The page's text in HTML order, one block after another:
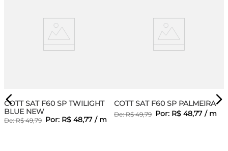
COTT SAT F60 SP TWILIGHT
BLUE NEW
De:R$ 49,79 Por: R$ 48,77 / m
COTT SAT F60 SP PALMEIRA
De:R$ 49,79 Por: R$ 48,77 / m